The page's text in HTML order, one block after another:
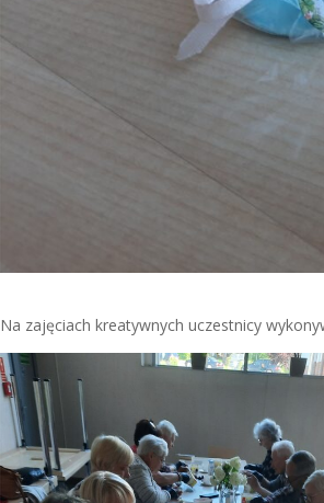
Na zajęciach kreatywnych uczestnicy